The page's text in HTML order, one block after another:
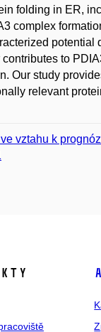
folding in ER,
complex
potential
to
Our study
relevant
vztahu k